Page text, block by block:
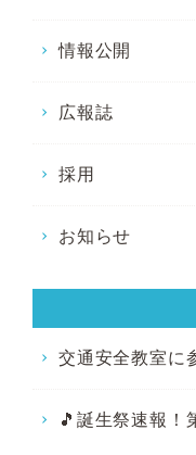
情報公開
広報誌
採用
お知らせ
交通安全教室に
🎵誕生祭速報！